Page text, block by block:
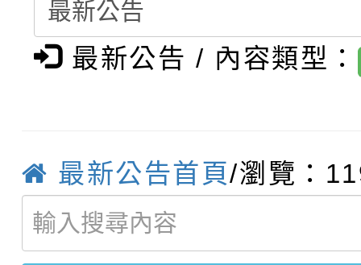
賽實施要點
比賽實施要點」
轉知：「115年金融知
動辦法」
轉知臺中市政府政風處
畫影片一案
劇比賽實施要點」及修
表
轉知：桃園市115年度
敬師藝文競賽』實施計
【甄選結果(第11招)】
學年度第1學期第7次代
【甄選結果(第3招)】
最新公告 / 內容類型：
最新公告首頁/瀏覽：